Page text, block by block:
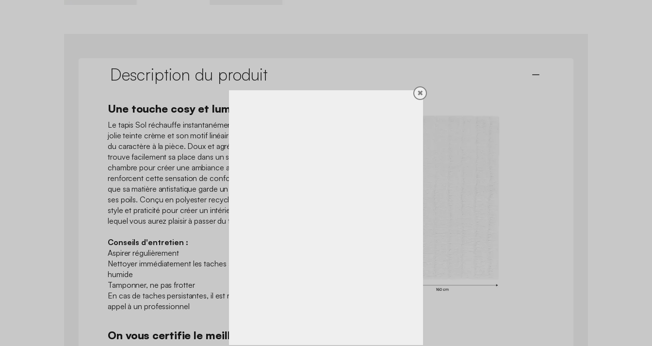
Description du produit
Une touche cosy et lumineuse
Le tapis Sol réchauffe instantanément l’atmosphère avec sa
jolie teinte crème et son motif linéaire en relief qui apporte
du caractère à la pièce. Doux et agréable sous les pieds, il
trouve facilement sa place dans un salon cosy ou dans une
chambre pour créer une ambiance apaisante. Ses longs poils
renforcent cette sensation de confort au quotidien, tandis
que sa matière antistatique garde un bel aspect sans perdre
ses poils. Conçu en polyester recyclé, il combine douceur,
style et praticité pour créer un intérieur accueillant dans
lequel vous aurez plaisir à passer du temps.
Conseils d'entretien :
Aspirer régulièrement
Nettoyer immédiatement les taches à l'aide d'un chiffon
humide
Tamponner, ne pas frotter
En cas de taches persistantes, il est recommandé de faire
appel à un professionnel
On vous certifie le meilleur
✖